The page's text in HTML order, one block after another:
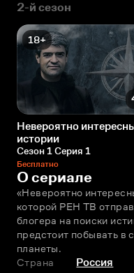
2-й сезон
18+
Невероятно
истории
Сезон 1 Серия 1
Бесплатно
О сериале
«Невероятно
которой РЕН ТВ
блогера на поиски
предстоит побывать в
планеты.
Страна
Россия